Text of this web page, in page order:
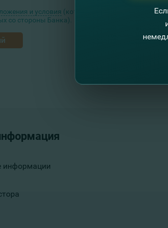
и условия (которые включают в т.ч.
со стороны Банка).
информации